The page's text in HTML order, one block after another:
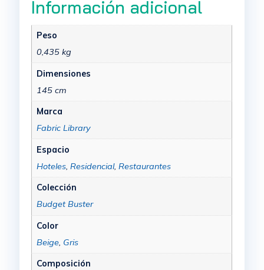
Información adicional
Peso
0,435 kg
Dimensiones
145 cm
Marca
Fabric Library
Espacio
Hoteles, Residencial, Restaurantes
Colección
Budget Buster
Color
Beige, Gris
Composición